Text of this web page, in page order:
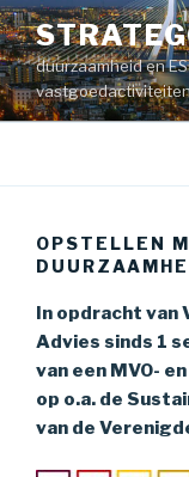
Naar
de
inhoud
springen
duurzaamheid en
OPSTELLEN
In opdracht van
Advies sinds 1
van een MVO-
op o.a. de
van de